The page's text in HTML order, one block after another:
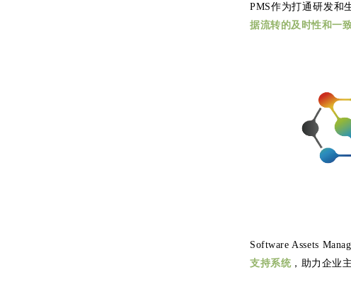
PMS作为打通研发和
据流转的及时性和一
Software Assets
支持系统，助力企业